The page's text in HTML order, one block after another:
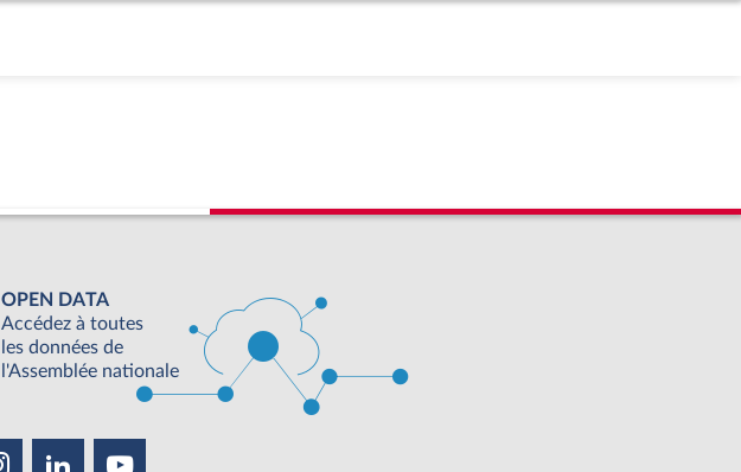
OPEN DATA
Accédez à toutes
les données de
l'Assemblée nationale